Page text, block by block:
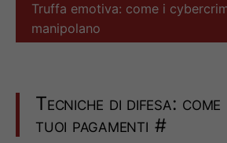
Truffa emotiva: come i
manipolano
Tecniche di difesa:
tuoi pagamenti #